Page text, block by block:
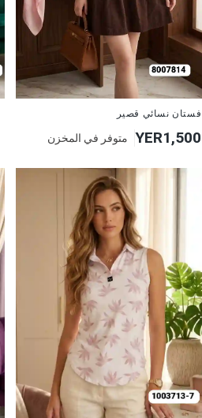
فستان نسائي قصير
YER1,500 متوفر في المخزن